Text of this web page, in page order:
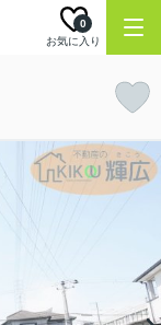
お気に入り
0